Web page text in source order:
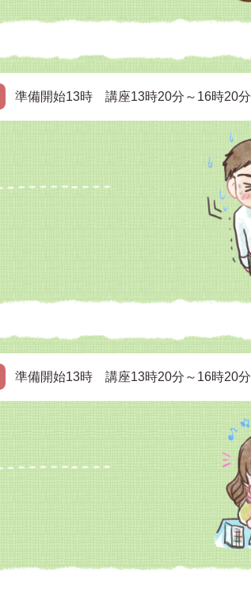
準備開始13時 講座13時20分～16時20分
準備開始13時 講座13時20分～16時20分